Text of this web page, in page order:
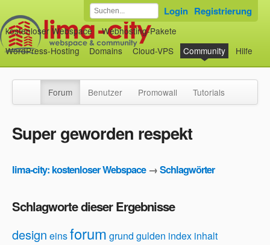
kostenloser Webspace
Webhosting-Pakete
WordPress-Hosting
Domains Cloud-VPS Community Hilfe
Login Registrierung
Forum Benutzer Promowall Tutorials
Super geworden respekt
lima-city: kostenloser Webspace→Schlagwörter
Schlagworte dieser Ergebnisse
design einsforum grund gulden index inhalt